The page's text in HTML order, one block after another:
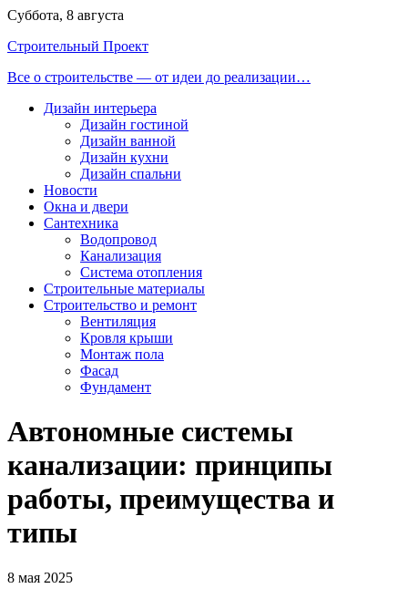
Перейти
содержимому
Суббота, 8 августа
Строительный Проект
Все о строительстве — от идеи до реализации…
Дизайн интерьера
Дизайн гостиной
Дизайн ванной
Дизайн кухни
Дизайн спальни
Новости
Окна и двери
Сантехника
Водопровод
Канализация
Система отопления
Строительные материалы
Строительство и ремонт
Вентиляция
Кровля крыши
Монтаж пола
Фасад
Фундамент
Автономные системы
канализации: принципы
работы, преимущества и
типы
8 мая 2025